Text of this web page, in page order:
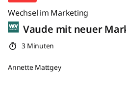
Wechsel im Marketing
Vaude mit neuer
3 Minuten
Annette Mattgey